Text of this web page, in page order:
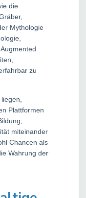
die
Mythologie
zu
Plattformen
miteinander
Chancen als
Wahrung der